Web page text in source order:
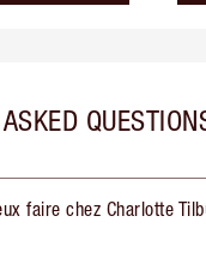
faire chez Charlotte